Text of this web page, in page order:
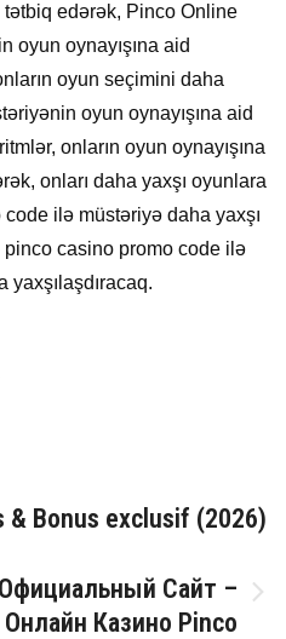
edərək, Pinco Online
oyun oynayışına aid
oyun seçimini daha
oyun oynayışına aid
onların oyun oynayışına
onları daha yaxşı oyunlara
ilə müstəriyə daha yaxşı
casino promo code ilə
yaxşılaşdıracaq.
& Bonus exclusif (2026)
Сайт –
Онлайн Казино Pinco